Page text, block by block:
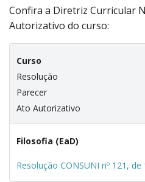
Confira a Diretriz Curricular
Autorizativo do curso:
Curso
Resolução
Parecer
Ato Autorizativo
Filosofia (EaD)
Resolução CONSUNI nº 121,